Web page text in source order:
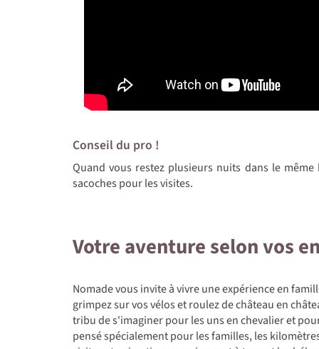
Conseil du pro !
Quand vous restez plusieurs nuits dans le
sacoches pour les visites.
Votre aventure selon vos
Nomade vous invite à vivre une expérience en
grimpez sur vos vélos et roulez de château en
tribu de s'imaginer pour les uns en chevalier et
pensé spécialement pour les familles, les